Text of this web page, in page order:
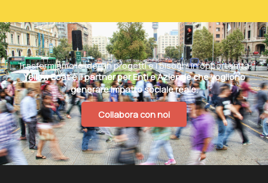
Trasformiamo le idee in progetti e i bisogni in opportunità.
Yellow Boat è il partner per Enti e Aziende che vogliono
generare impatto sociale reale.
Collabora con noi